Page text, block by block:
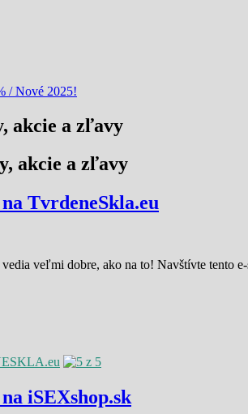
akcie a zľavy
akcie a zľavy
TvrdeneSkla.eu
veľmi dobre, ako na to! Navštívte tento e-
iSEXshop.sk